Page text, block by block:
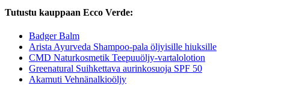
Tutustu kauppaan Ecco Verde:
Badger Balm
Arista Ayurveda Shampoo-pala öljyisille hiuksille
CMD Naturkosmetik Teepuuöljy-vartalolotion
Greenatural Suihkettava aurinkosuoja SPF 50
Akamuti Vehnänalkioöljy